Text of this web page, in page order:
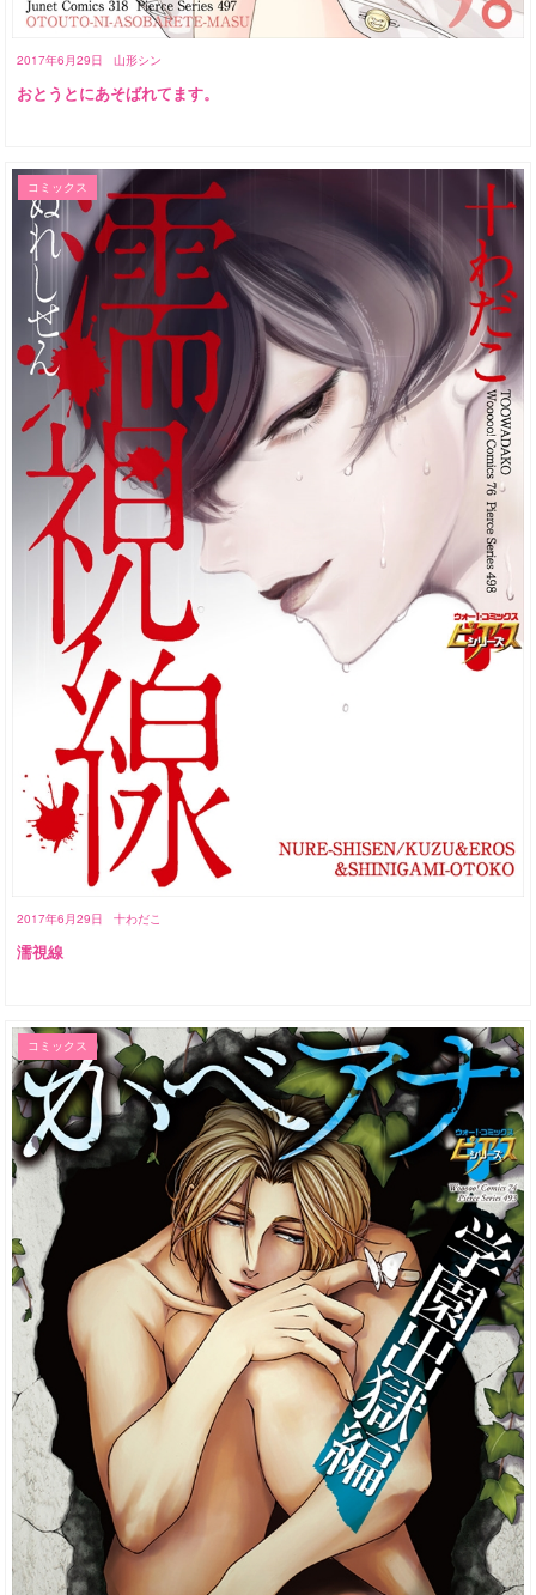
2017年6月29日 山形シン
おとうとにあそばれてます。
2017年6月29日 十わだこ
コミックス
濡視線
コミックス